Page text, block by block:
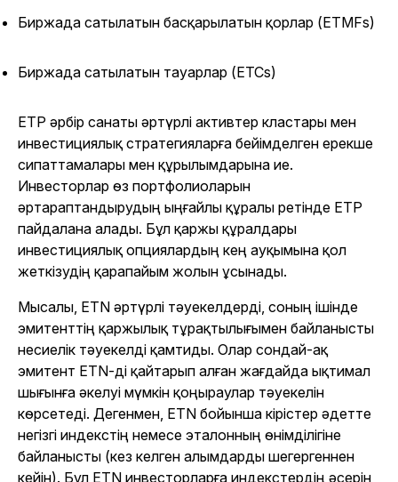
Биржада сатылатын басқарылатын қорлар (ETMFs)
Биржада сатылатын тауарлар (ETCs)
ETP әрбір санаты әртүрлі активтер кластары мен
инвестициялық стратегияларға бейімделген ерекше
сипаттамалары мен құрылымдарына ие.
Инвесторлар өз портфолиоларын
әртараптандырудың ыңғайлы құралы ретінде ETP
пайдалана алады. Бұл қаржы құралдары
инвестициялық опциялардың кең ауқымына қол
жеткізудің қарапайым жолын ұсынады.
Мысалы, ETN әртүрлі тәуекелдерді, соның ішінде
эмитенттің қаржылық тұрақтылығымен байланысты
несиелік тәуекелді қамтиды. Олар сондай-ақ
эмитент ETN-ді қайтарып алған жағдайда ықтимал
шығынға әкелуі мүмкін қоңыраулар тәуекелін
көрсетеді. Дегенмен, ETN бойынша кірістер әдетте
негізгі индекстің немесе эталонның өнімділігіне
байланысты (кез келген алымдарды шегергеннен
кейін). Бұл ETN инвесторларға индекстердің әсерін